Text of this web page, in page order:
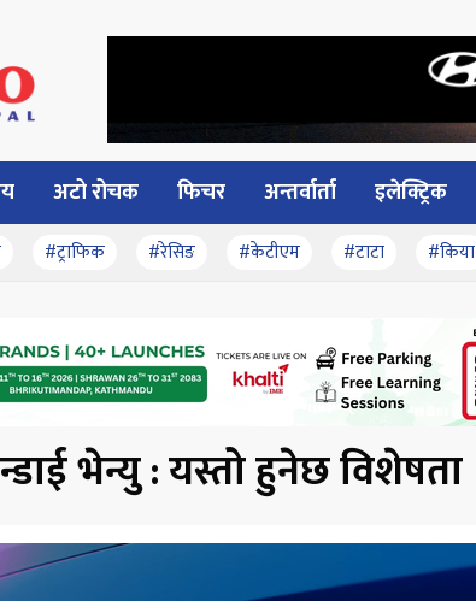
अटो रोचक फिचर अन्तर्वार्ता इलेक्ट्रिक
#ट्राफिक #रेसिङ #केटीएम #टाटा #किया
भेन्यु : यस्तो हुनेछ विशेषता